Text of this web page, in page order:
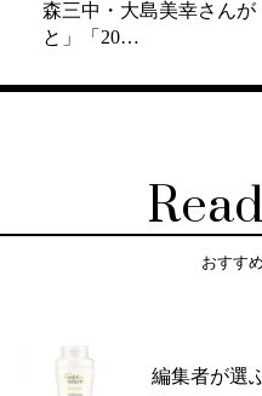
森三中・大島美幸さんが
と」「20…
おすす
編集者が選